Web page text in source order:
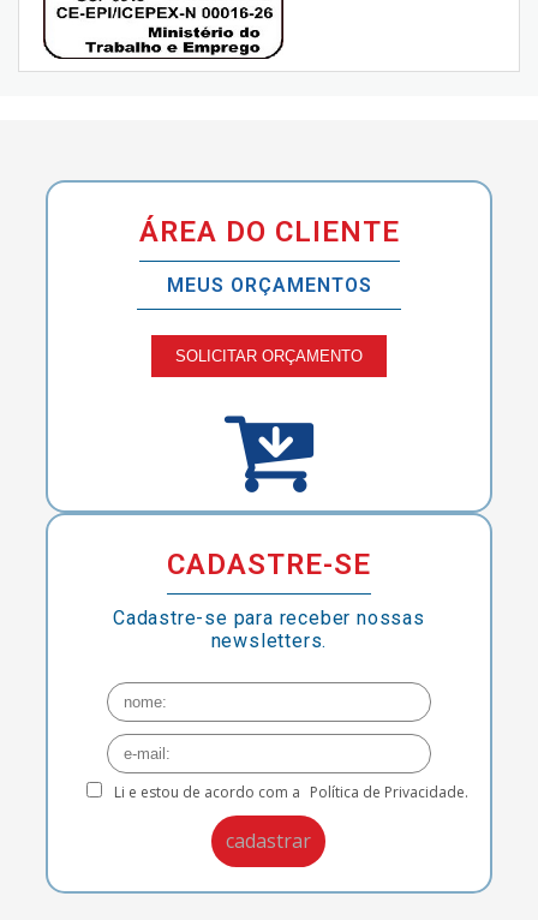
ÁREA DO CLIENTE
MEUS ORÇAMENTOS
SOLICITAR ORÇAMENTO
CADASTRE-SE
Cadastre-se para receber nossas
newsletters.
Li e estou de acordo com a Política de Privacidade.